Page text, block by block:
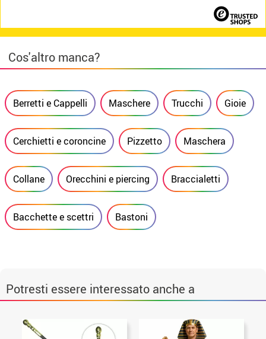
Cos'altro manca?
Berretti e Cappelli Maschere Trucchi Gioie
Cerchietti e coroncine Pizzetto Maschera
Collane Orecchini e piercing Braccialetti
Bacchette e scettri Bastoni
Potresti essere interessato anche a